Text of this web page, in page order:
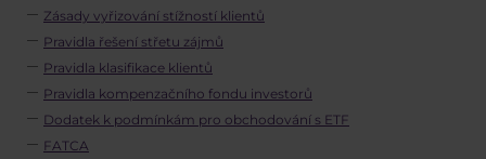
Zásady vyřizování stížností klientů
Pravidla řešení střetu zájmů
Pravidla klasifikace klientů
Pravidla kompenzačního fondu investorů
Dodatek k podmínkám pro obchodování s ETF
FATCA